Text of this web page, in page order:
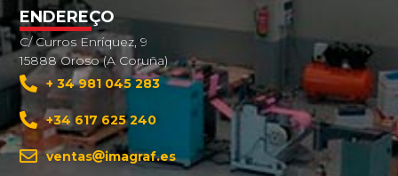
ENDEREÇO
C/ Curros Enríquez, 9
15888 Oroso (A Coruña)
+ 34 981 045 283
+34 617 625 240
ventas
imagraf.es